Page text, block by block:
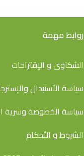
روابط مهمة
الشكاوى و اﻹقتراحات
سياسة الأستبدال
سياسة الخصوصة وسرية
الشروط و الأحكام